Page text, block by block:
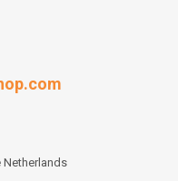
Netherlands